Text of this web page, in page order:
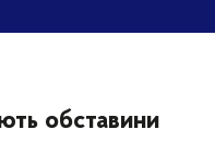
обставини